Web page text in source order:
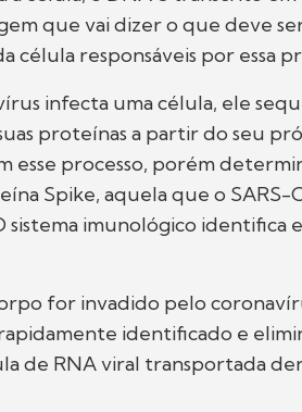
que vai dizer o que deve
célula responsáveis por essa
infecta uma célula, ele
proteínas a partir do seu
esse processo, porém
Spike, aquela que o SARS-
sistema imunológico identifica
for invadido pelo
identificado e
de RNA viral transportada